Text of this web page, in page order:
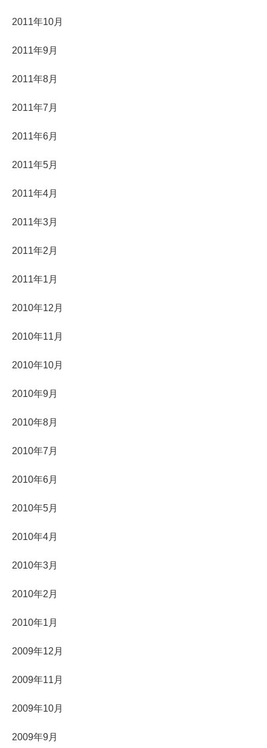
2011年10月
2011年9月
2011年8月
2011年7月
2011年6月
2011年5月
2011年4月
2011年3月
2011年2月
2011年1月
2010年12月
2010年11月
2010年10月
2010年9月
2010年8月
2010年7月
2010年6月
2010年5月
2010年4月
2010年3月
2010年2月
2010年1月
2009年12月
2009年11月
2009年10月
2009年9月